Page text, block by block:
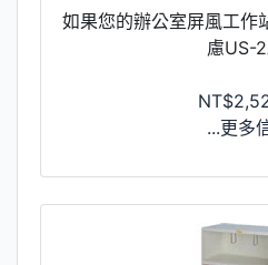
如果您的辦公室屏風工作
慮US-
...更多